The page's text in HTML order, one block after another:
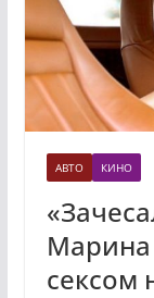
АВТО КИНО
Марина
сексом